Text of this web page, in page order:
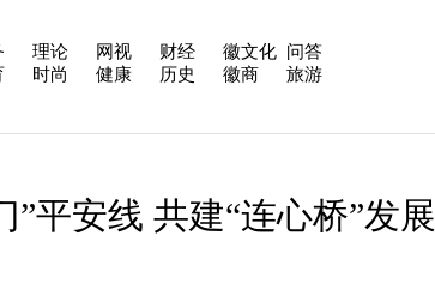
理论 网视 财经 徽文化 问答
时尚 健康 历史 徽商 旅游
平安线 共建“连心桥”发展